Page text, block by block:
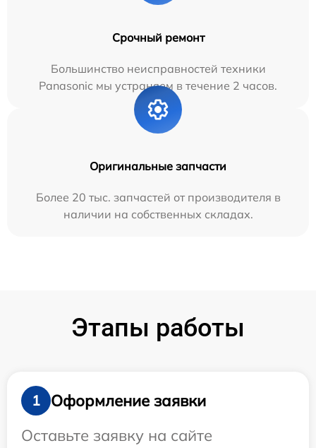
Срочный ремонт
Большинство неисправностей техники
Panasonic мы устраняем в течение 2 часов.
Оригинальные запчасти
Более 20 тыс. запчастей от производителя в
наличии на собственных складах.
Этапы работы
1
Оформление заявки
Оставьте заявку на сайте